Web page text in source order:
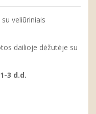
veliūriniais
dailioje dėžutėje su
3 d.d.